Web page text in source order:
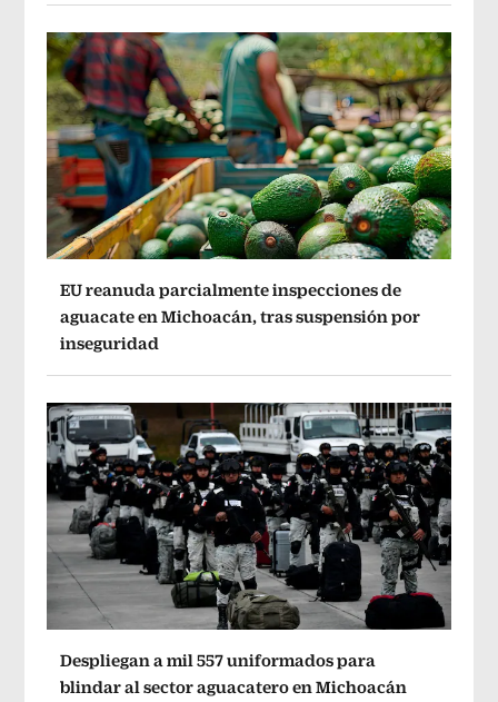
EU reanuda parcialmente inspecciones de
aguacate en Michoacán, tras suspensión por
inseguridad
Despliegan a mil 557 uniformados para
blindar al sector aguacatero en Michoacán